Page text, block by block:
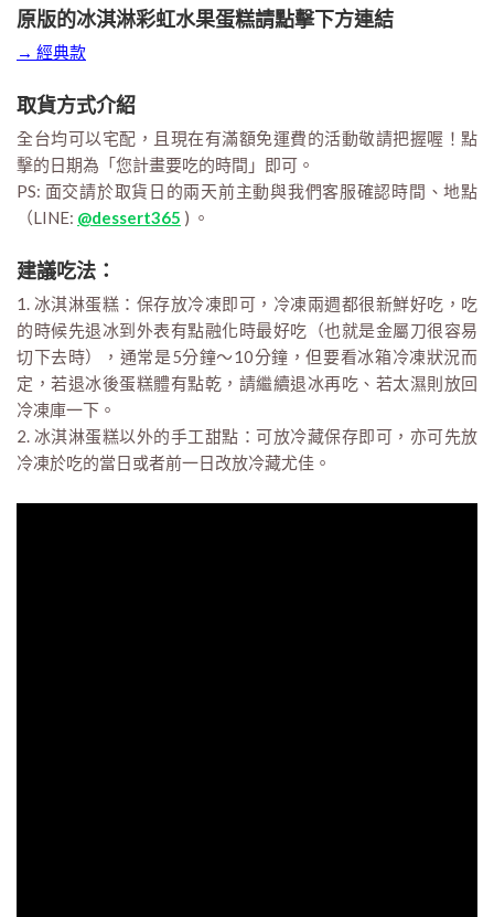
原版的冰淇淋彩虹水果蛋糕請點擊下方連結
→ 經典款
取貨方式介紹
全台均可以宅配，且現在有滿額免運費的活動敬請把握喔！點
擊的日期為「您計畫要吃的時間」即可。
PS: 面交請於取貨日的兩天前主動與我們客服確認時間、地點
（LINE: @dessert365 ) 。
建議吃法：
1. 冰淇淋蛋糕：保存放冷凍即可，冷凍兩週都很新鮮好吃，吃
的時候先退冰到外表有點融化時最好吃（也就是金屬刀很容易
切下去時），通常是5分鐘～10分鐘，但要看冰箱冷凍狀況而
定，若退冰後蛋糕體有點乾，請繼續退冰再吃、若太濕則放回
冷凍庫一下。
2. 冰淇淋蛋糕以外的手工甜點：可放冷藏保存即可，亦可先放
冷凍於吃的當日或者前一日改放冷藏尤佳。